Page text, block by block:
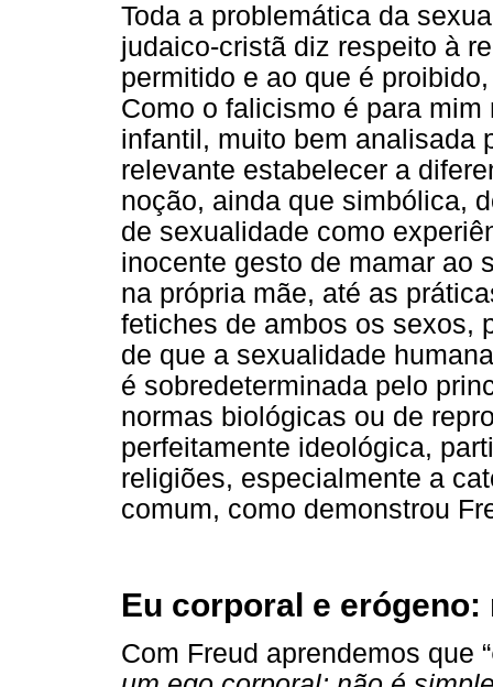
Toda a problemática da
judaico-cristã diz respeito à
permitido e ao que é
Como o falicismo é para
infantil, muito bem analisada
relevante estabelecer a
noção, ainda que simbólica,
de sexualidade como
inocente gesto de mamar ao
na própria mãe, até as
fetiches de ambos os sexos,
de que a sexualidade
é sobredeterminada pelo
normas biológicas ou de
perfeitamente ideológica,
religiões, especialmente a
comum, como demonstrou
Eu corporal e
Com Freud aprendemos que “